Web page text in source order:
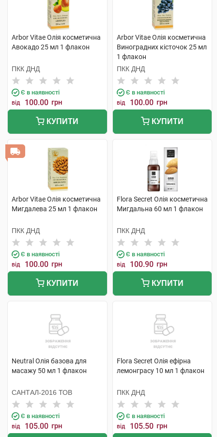
Arbor Vitae Олія косметична
Авокадо 25 мл 1 флакон
ПКК ДНД
Є в наявності
від 100.00 грн
КУПИТИ
Arbor Vitae Олія косметична
Виноградних кісточок 25 мл
1 флакон
ПКК ДНД
Є в наявності
від 100.00 грн
КУПИТИ
Arbor Vitae Олія косметична
Мигдалева 25 мл 1 флакон
ПКК ДНД
Є в наявності
від 100.00 грн
КУПИТИ
Flora Secret Олія косметична
Мигдальна 60 мл 1 флакон
ПКК ДНД
Є в наявності
від 100.90 грн
КУПИТИ
Neutral Олія базова для
масажу 50 мл 1 флакон
САНТАЛ-2016 ТОВ
Є в наявності
від 105.00 грн
Flora Secret Олія ефірна
лемонграсу 10 мл 1 флакон
ПКК ДНД
Є в наявності
від 105.50 грн